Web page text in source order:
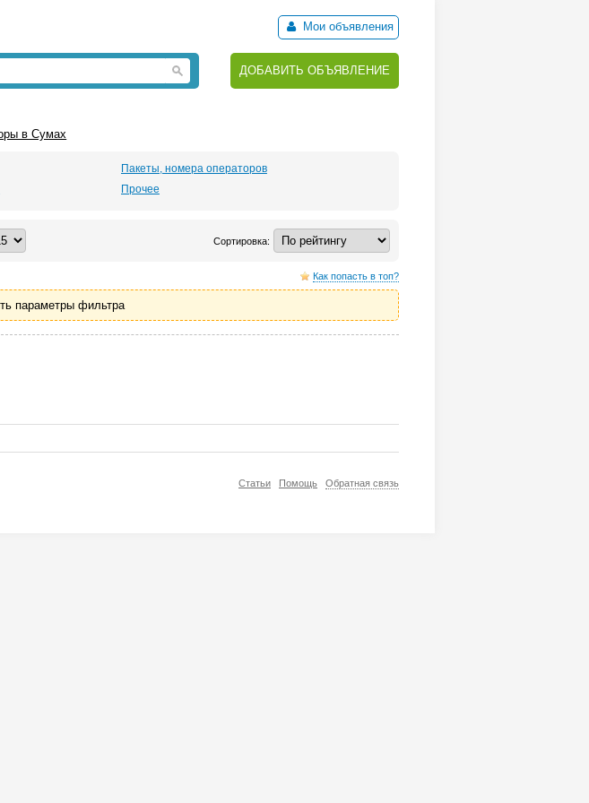
Мои объявления
ДОБАВИТЬ ОБЪЯВЛЕНИЕ
в Сумах
Пакеты, номера операторов
Прочее
Сортировка:
Как попасть в топ?
параметры фильтра
Статьи Помощь Обратная связь